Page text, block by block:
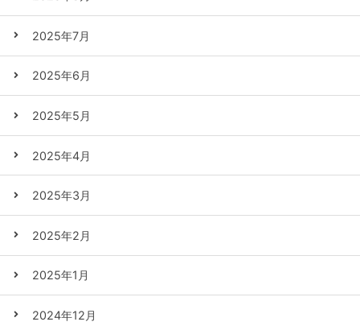
2025年7月
2025年6月
2025年5月
2025年4月
2025年3月
2025年2月
2025年1月
2024年12月